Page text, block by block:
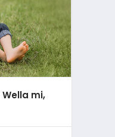
Wella mi,